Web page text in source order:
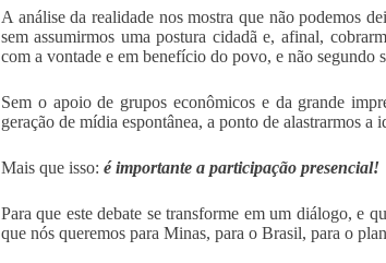
A análise da realidade nos mostra que não podemos
sem assumirmos uma postura cidadã e, afinal,
com a vontade e em benefício do povo, e não segundo
Sem o apoio de grupos econômicos e da grande
geração de mídia espontânea, a ponto de alastrarmos
Mais que isso: é importante a participação presencial!
Para que este debate se transforme em um diálogo, e
que nós queremos para Minas, para o Brasil, para o